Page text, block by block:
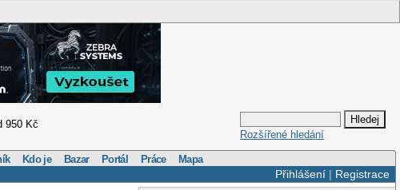
950 Kč
Rozšířené hledání
Kdo je Bazar Portál Práce Mapa
Přihlášení| Registrace